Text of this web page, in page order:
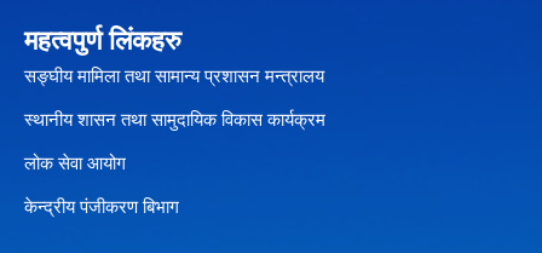
महत्वपुर्ण लिंकहरु
सङ्घीय मामिला तथा सामान्य प्रशासन मन्त्रालय
स्थानीय शासन तथा सामुदायिक विकास कार्यक्रम
लोक सेवा आयोग
केन्द्रीय पंजीकरण बिभाग